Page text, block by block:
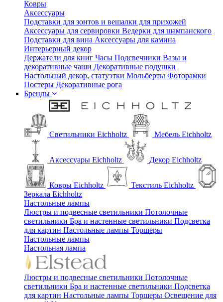
Ковры
Аксессуары
Подставки для зонтов и вешалки для прихожей
Аксессуары для сервировки Ведерки для шампанского
Подставки для вина Аксессуары для камина
Интерьерный декор
Держатели для книг Часы Подсвечники Вазы и
декоративные чаши Декоративные подушки
Настольный декор, статуэтки Мольберты Фоторамки
Постеры Декоративные рога
Бренды
Светильники Eichholtz Мебель Eichholtz
Аксессуары Eichholtz Декор Eichholtz
Ковры Eichholtz
Текстиль Eichholtz
Зеркала Eichholtz
Настольные лампы
Люстры и подвесные светильники Потолочные
светильники Бра и настенные светильники Подсветка
для картин Настольные лампы Торшеры
Настольные лампы
Настольная лампа
Люстры и подвесные светильники Потолочные
светильники Бра и настенные светильники Подсветка
для картин Настольные лампы Торшеры Освещение для